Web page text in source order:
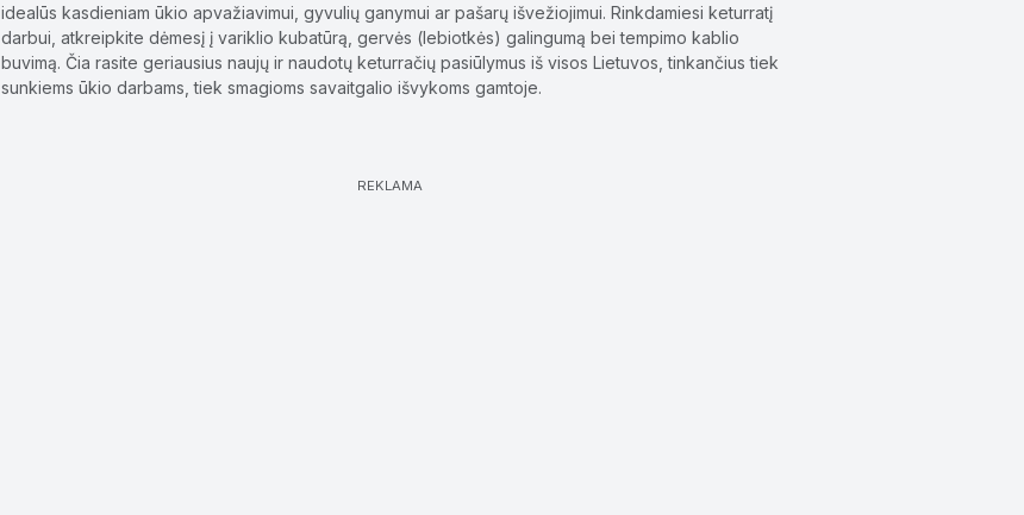
idealūs kasdieniam ūkio apvažiavimui, gyvulių ganymui ar pašarų išvežiojimui. Rinkdamiesi keturratį
darbui, atkreipkite dėmesį į variklio kubatūrą, gervės (lebiotkės) galingumą bei tempimo kablio
buvimą. Čia rasite geriausius naujų ir naudotų keturračių pasiūlymus iš visos Lietuvos, tinkančius tiek
sunkiems ūkio darbams, tiek smagioms savaitgalio išvykoms gamtoje.
REKLAMA